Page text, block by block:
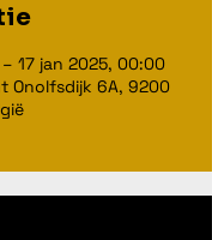
17 jan 2025, 00:00
Onolfsdijk 6A, 9200